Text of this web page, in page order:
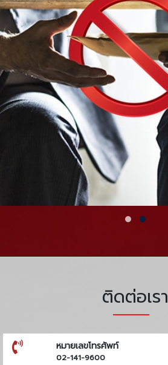
ติดต่อเรา
หมายเลขโทรศัพท์
02-141-9600